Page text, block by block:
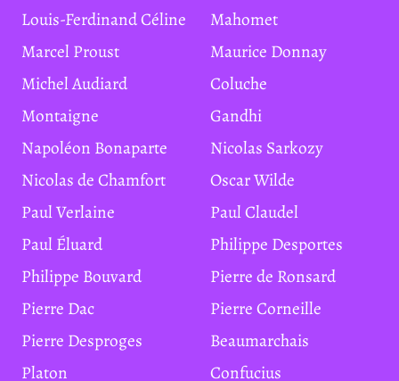
Louis-Ferdinand Céline
Mahomet
Marcel Proust
Maurice Donnay
Michel Audiard
Coluche
Montaigne
Gandhi
Napoléon Bonaparte
Nicolas Sarkozy
Nicolas de Chamfort
Oscar Wilde
Paul Verlaine
Paul Claudel
Paul Éluard
Philippe Desportes
Philippe Bouvard
Pierre de Ronsard
Pierre Dac
Pierre Corneille
Pierre Desproges
Beaumarchais
Platon
Confucius